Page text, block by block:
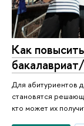
Как
Для абитуриентов
становятся
кто может их